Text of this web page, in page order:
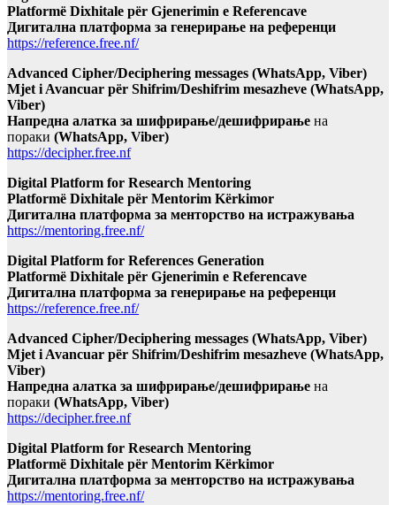
Platformë Dixhitale për Gjenerimin e Referencave
Дигитална платформа за генерирање на референци
https://reference.free.nf/
Advanced Cipher/Deciphering messages (WhatsApp, Viber)
Mjet i Avancuar për Shifrim/Deshifrim mesazheve (WhatsApp,
Viber)
Напредна алатка за шифрирање/дешифрирање на
пораки (WhatsApp, Viber)
https://decipher.free.nf
Digital Platform for Research Mentoring
Platformë Dixhitale për Mentorim Kërkimor
Дигитална платформа за менторство на истражувања
https://mentoring.free.nf/
Digital Platform for References Generation
Platformë Dixhitale për Gjenerimin e Referencave
Дигитална платформа за генерирање на референци
https://reference.free.nf/
Advanced Cipher/Deciphering messages (WhatsApp, Viber)
Mjet i Avancuar për Shifrim/Deshifrim mesazheve (WhatsApp,
Viber)
Напредна алатка за шифрирање/дешифрирање на
пораки (WhatsApp, Viber)
https://decipher.free.nf
Digital Platform for Research Mentoring
Platformë Dixhitale për Mentorim Kërkimor
Дигитална платформа за менторство на истражувања
https://mentoring.free.nf/